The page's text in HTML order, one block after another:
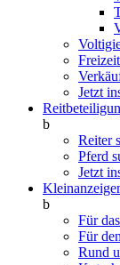
Jetzt
b
Reiter
Pferd
Jetzt
b
Für
Für
Rund